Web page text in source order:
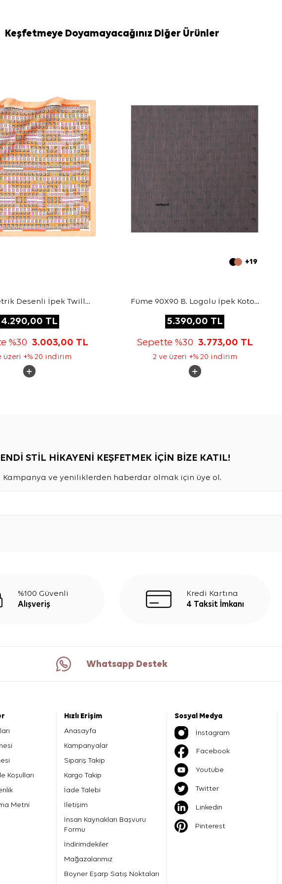
İpek ve hassas eşarpların nazik
Cacharel ipek eşarp nasıl
Keşfetmeye Doyamayacağınız Diğer Ürünler
Desenli İpek Twill
4.290,00 TL
%30 3.003,00 TL
üzeri +% 20 indirim
+19
Füme 90X90 B. Logolu İpek Koton
5.390,00 TL
Sepette %30 3.773,00 TL
2 ve üzeri +% 20 indirim
STİL HİKAYENİ KEŞFETMEK İÇİN BİZE KATIL!
Kampanya ve yeniliklerden haberdar olmak için üye ol.
%100 Güvenli
Alışveriş
Kredi Kartına
4 Taksit İmkanı
Whatsapp Destek
Koşulları
Metni
Hızlı Erişim
Anasayfa
Kampanyalar
Sipariş Takip
Kargo Takip
İade Talebi
İletişim
İnsan Kaynakları Başvuru
Formu
İndirimdekiler
Mağazalarımız
Boyner Eşarp Satış Noktaları
Sosyal Medya
İnstagram
Facebook
Youtube
Twitter
Linkedin
Pinterest